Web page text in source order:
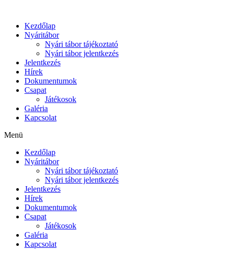
tartalomhozKezdőlap
Nyáritábor
Nyári tábor tájékoztató
Nyári tábor jelentkezés
Jelentkezés
Hírek
Dokumentumok
Csapat
Játékosok
Galéria
Kapcsolat
Menü
Kezdőlap
Nyáritábor
Nyári tábor tájékoztató
Nyári tábor jelentkezés
Jelentkezés
Hírek
Dokumentumok
Csapat
Játékosok
Galéria
Kapcsolat